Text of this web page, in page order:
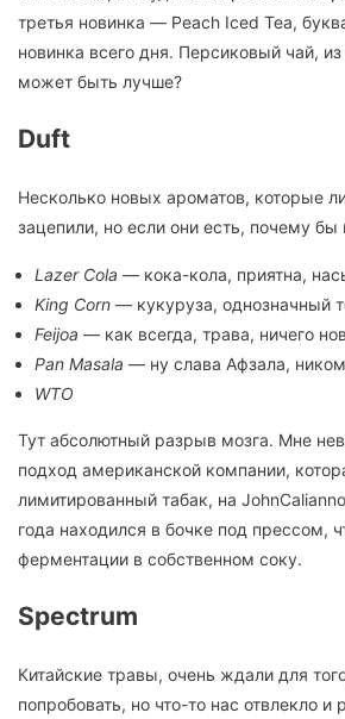
третья новинка — Peach Iced Tea,
новинка всего дня. Персиковый чай,
может быть лучше?
Duft
Несколько новых ароматов, которые
зацепили, но если они есть, почему бы
Lazer Cola — кока-кола, приятна,
King Corn — кукуруза, однозначный
Feijoa — как всегда, трава, ничего
Pan Masala — ну слава Афзала,
WTO
Тут абсолютный разрыв мозга. Мне
подход американской компании,
лимитированный табак, на
года находился в бочке под прессом,
ферментации в собственном соку.
Spectrum
Китайские травы, очень ждали для
попробовать, но что-то нас отвлекло и